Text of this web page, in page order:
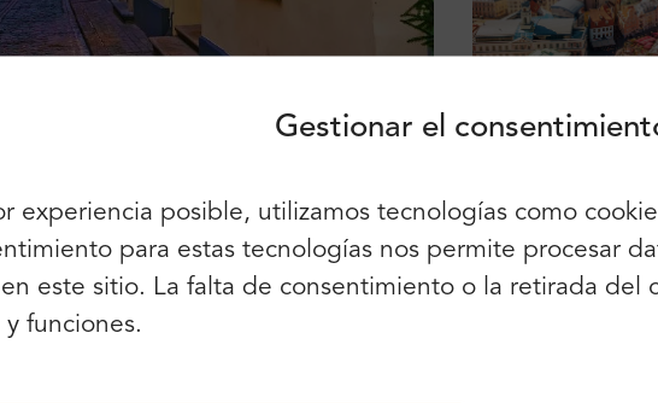
Gestionar el
experiencia posible, utilizamos tecnologías como
para estas tecnologías nos permite procesar
este sitio. La falta de consentimiento o la retirada
y funciones.
Siga utilizando:
También puede utilizar el correo
electrónico y la contraseña:
Correo electrónico:
Nombre: